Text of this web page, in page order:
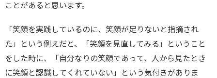
ことがあると思います。
「笑顔を実践しているのに、笑顔が足りないと指摘され
た」という例えだと、「笑顔を見直してみる」ということ
をした時に、「自分なりの笑顔であって、人から見たとき
に笑顔と認識してくれていない」という気付きがありま